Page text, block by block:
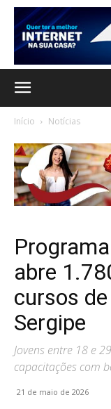
Início Notícias
abre
cursos
Sergipe
Jovens entre 18 e
capacitações com
21 de maio de 2026